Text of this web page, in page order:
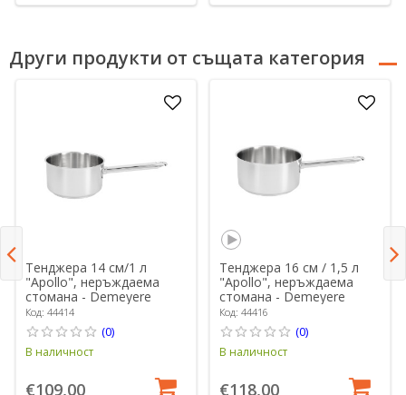
Други продукти от същата категория
Тенджера 14 см/1 л
"Apollo", неръждаема
стомана - Demeyere
Код: 44414
(0)
В наличност
€109,00
Тенджера 16 см / 1,5 л
"Apollo", неръждаема
стомана - Demeyere
Код: 44416
(0)
В наличност
€118,00